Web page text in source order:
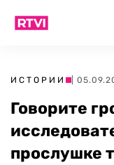
ИСТОРИИ |
Говорите
прослушке